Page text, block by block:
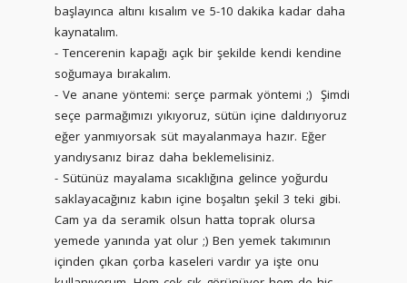
başlayınca altını kısalım ve 5-10 dakika kadar daha
kaynatalım.
- Tencerenin kapağı açık bir şekilde kendi kendine
soğumaya bırakalım.
- Ve anane yöntemi: serçe parmak yöntemi ;) Şimdi
seçe parmağımızı yıkıyoruz, sütün içine daldırıyoruz
eğer yanmıyorsak süt mayalanmaya hazır. Eğer
yandıysanız biraz daha beklemelisiniz.
- Sütünüz mayalama sıcaklığına gelince yoğurdu
saklayacağınız kabın içine boşaltın şekil 3 teki gibi.
Cam ya da seramik olsun hatta toprak olursa
yemede yanında yat olur ;) Ben yemek takımının
içinden çıkan çorba kaseleri vardır ya işte onu